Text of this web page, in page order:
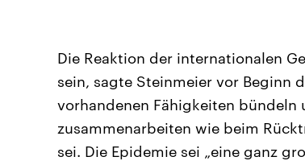
Die Reaktion der internationalen
sein, sagte Steinmeier vor Beginn
vorhandenen Fähigkeiten
zusammenarbeiten wie beim
sei. Die Epidemie sei „eine ganz